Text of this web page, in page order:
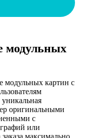
модульных
модульных картин с
оригинальными
с
или